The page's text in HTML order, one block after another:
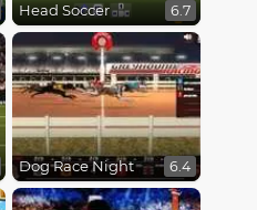
Head Soccer 6.7
Dog Race Night 6.4